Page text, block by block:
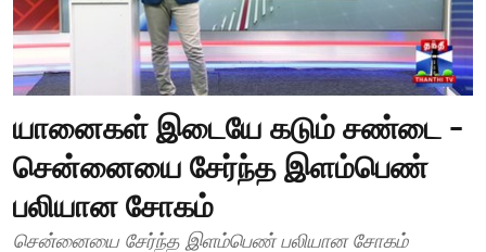
யானைகள் இடையே கடும் சண்டை -
சென்னையை சேர்ந்த இளம்பெண்
பலியான சோகம்
சென்னையை சேர்ந்த இளம்பெண் பலியான சோகம்